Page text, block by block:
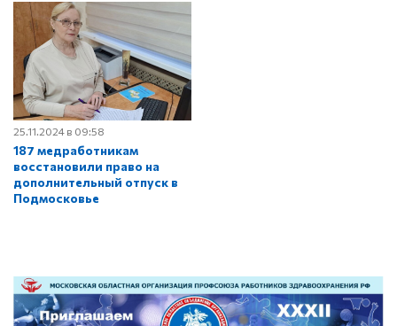
25.11.2024 в 09:58
187 медработникам
восстановили право на
дополнительный отпуск в
Подмосковье